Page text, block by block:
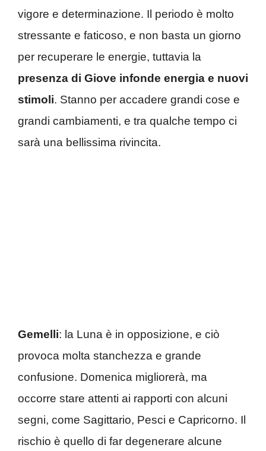
vigore e determinazione. Il periodo è molto
stressante e faticoso, e non basta un giorno
per recuperare le energie, tuttavia la
presenza di Giove infonde energia e nuovi
stimoli. Stanno per accadere grandi cose e
grandi cambiamenti, e tra qualche tempo ci
sarà una bellissima rivincita.
Gemelli: la Luna è in opposizione, e ciò
provoca molta stanchezza e grande
confusione. Domenica migliorerà, ma
occorre stare attenti ai rapporti con alcuni
segni, come Sagittario, Pesci e Capricorno. Il
rischio è quello di far degenerare alcune